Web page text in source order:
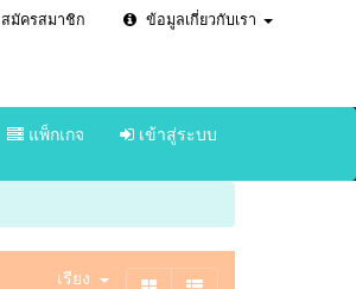
สมัครสมาชิก ข้อมูลเกี่ยวกับเรา
แพ็กเกจ เข้าสู่ระบบ
เรียง